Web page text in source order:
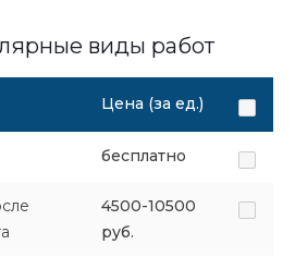
виды работ
Цена (за ед.)
бесплатно
4500-10500
руб.